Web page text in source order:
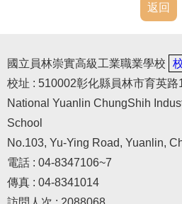
返回
國立員林崇實高級工業職業學校
校址 : 510002彰化縣員林市育英路
National Yuanlin ChungShih
School
No.103, Yu-Ying Road, Yuanlin,
電話 : 04-8347106~7
傳真 : 04-8341014